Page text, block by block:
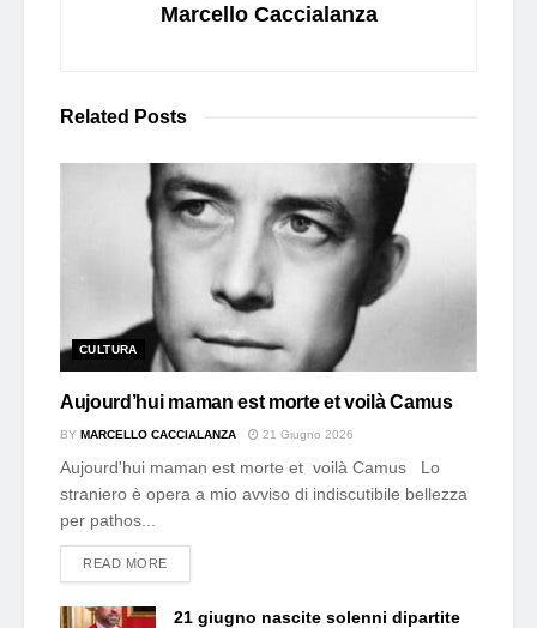
Marcello Caccialanza
Related Posts
CULTURA
Aujourd’hui maman est morte et voilà Camus
BY MARCELLO CACCIALANZA 21 Giugno 2026
Aujourd'hui maman est morte et voilà Camus Lo
straniero è opera a mio avviso di indiscutibile bellezza
per pathos...
READ MOREDETAILS
21 giugno nascite solenni dipartite